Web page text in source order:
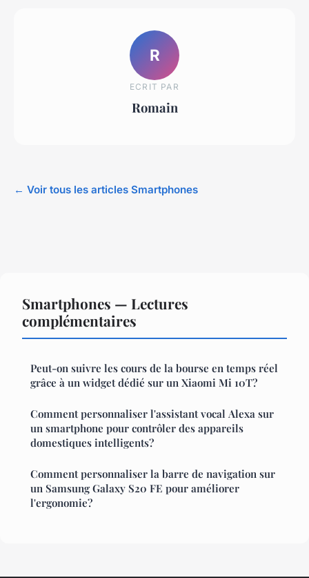
R
ECRIT PAR
Romain
← Voir tous les articles Smartphones
Smartphones — Lectures
complémentaires
Peut-on suivre les cours de la bourse en temps réel
grâce à un widget dédié sur un Xiaomi Mi 10T?
Comment personnaliser l'assistant vocal Alexa sur
un smartphone pour contrôler des appareils
domestiques intelligents?
Comment personnaliser la barre de navigation sur
un Samsung Galaxy S20 FE pour améliorer
l'ergonomie?